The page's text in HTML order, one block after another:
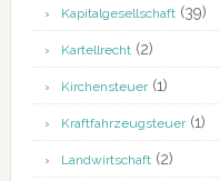
Kapitalgesellschaft(39)
Kartellrecht(2)
Kirchensteuer(1)
Kraftfahrzeugsteuer(1)
Landwirtschaft(2)